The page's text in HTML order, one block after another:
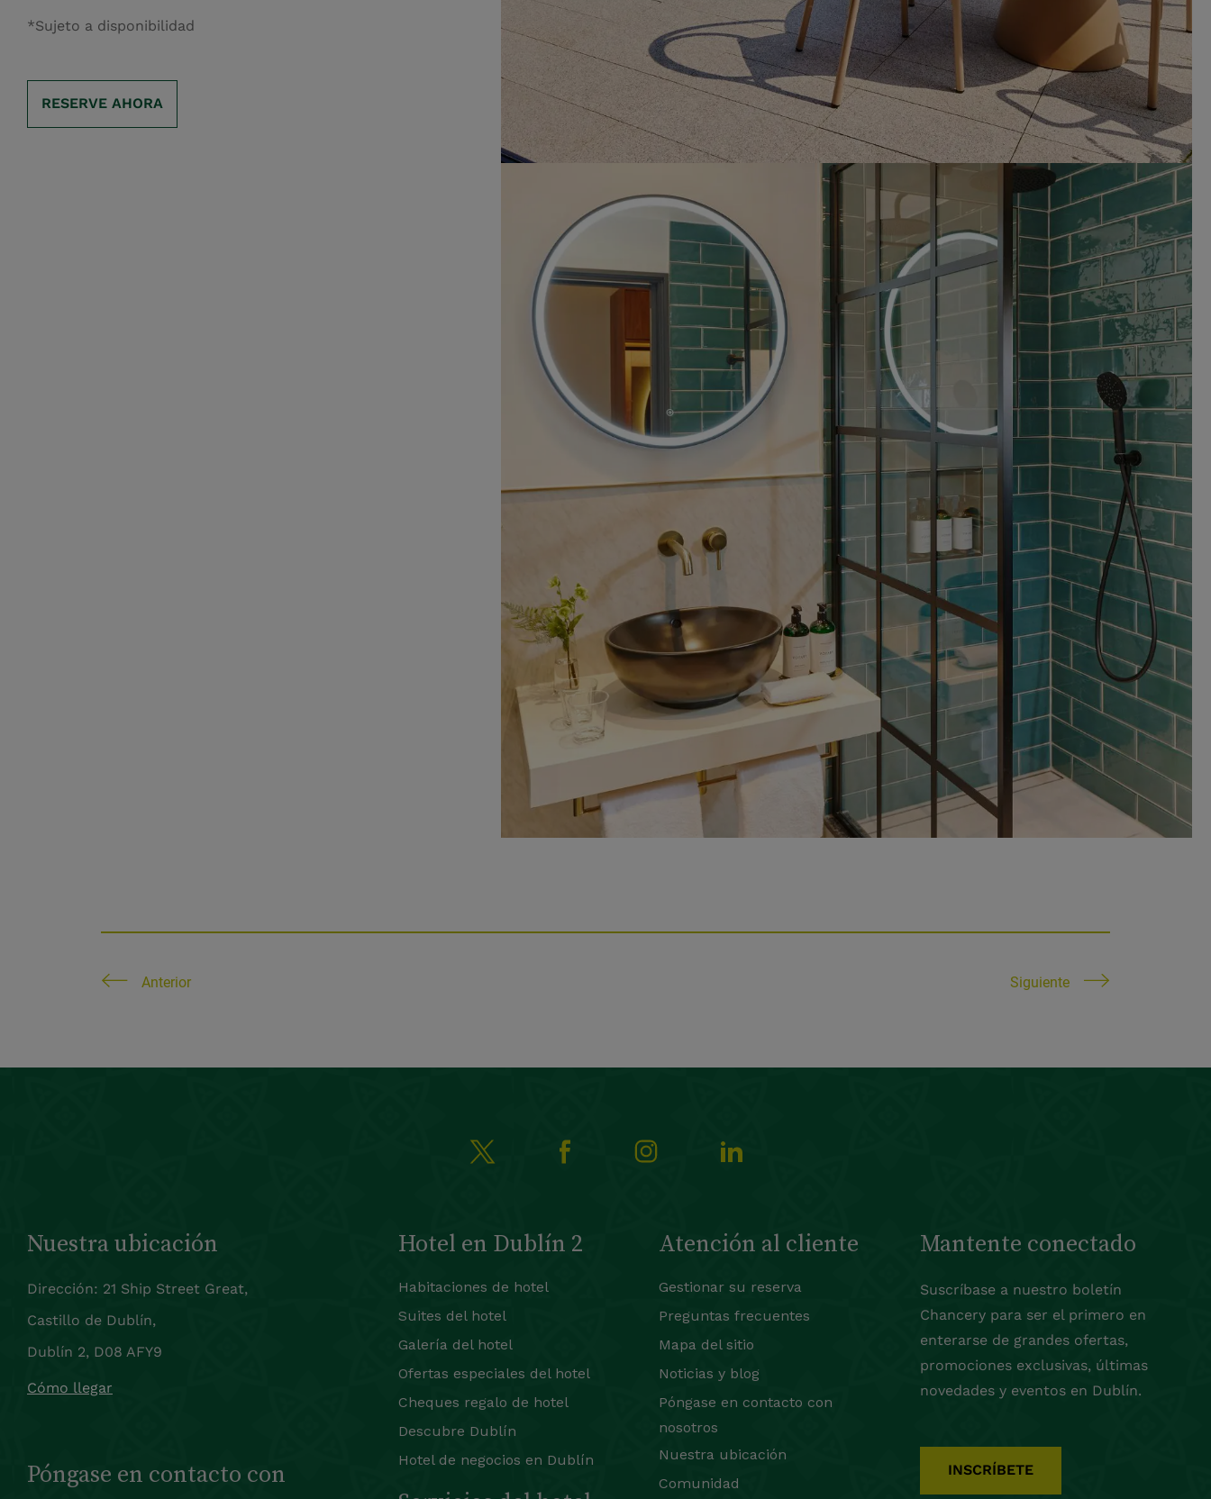
*Sujeto a disponibilidad
RESERVE AHORA
Anterior Siguiente
Nuestra ubicación
Dirección: 21 Ship Street Great,
Castillo de Dublín,
Dublín 2, D08 AFY9
Cómo llegar
Póngase en contacto con
Hotel en Dublín 2
Habitaciones de hotel
Suites del hotel
Galería del hotel
Ofertas especiales del hotel
Cheques regalo de hotel
Descubre Dublín
Hotel de negocios en Dublín
Atención al cliente
Gestionar su reserva
Preguntas frecuentes
Mapa del sitio
Noticias y blog
Póngase en contacto con
nosotros
Nuestra ubicación
Comunidad
Mantente conectado
Suscríbase a nuestro boletín
Chancery para ser el primero en
enterarse de grandes ofertas,
promociones exclusivas, últimas
novedades y eventos en Dublín.
INSCRÍBETE